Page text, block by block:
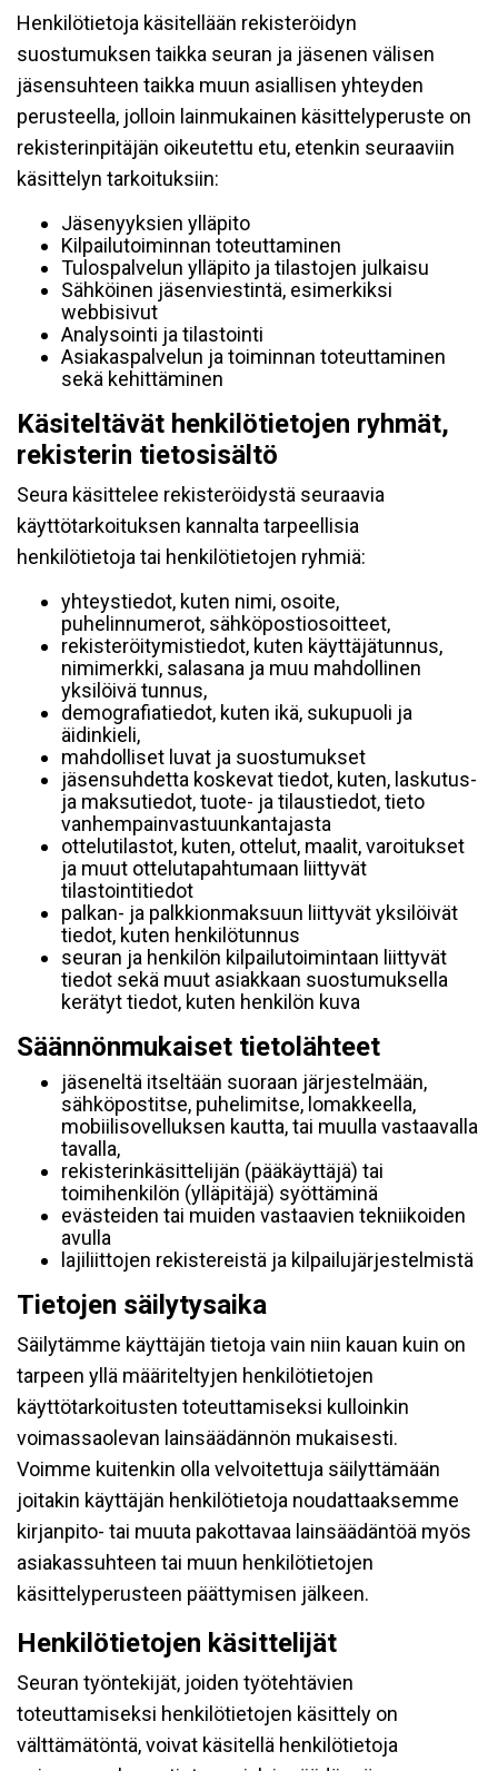
Henkilötietoja käsitellään rekisteröidyn
suostumuksen taikka seuran ja jäsenen välisen
jäsensuhteen taikka muun asiallisen yhteyden
perusteella, jolloin lainmukainen käsittelyperuste on
rekisterinpitäjän oikeutettu etu, etenkin seuraaviin
käsittelyn tarkoituksiin:
Jäsenyyksien ylläpito
Kilpailutoiminnan toteuttaminen
Tulospalvelun ylläpito ja tilastojen julkaisu
Sähköinen jäsenviestintä, esimerkiksi
webbisivut
Analysointi ja tilastointi
Asiakaspalvelun ja toiminnan toteuttaminen
sekä kehittäminen
Käsiteltävät henkilötietojen ryhmät,
rekisterin tietosisältö
Seura käsittelee rekisteröidystä seuraavia
käyttötarkoituksen kannalta tarpeellisia
henkilötietoja tai henkilötietojen ryhmiä:
yhteystiedot, kuten nimi, osoite,
puhelinnumerot, sähköpostiosoitteet,
rekisteröitymistiedot, kuten käyttäjätunnus,
nimimerkki, salasana ja muu mahdollinen
yksilöivä tunnus,
demografiatiedot, kuten ikä, sukupuoli ja
äidinkieli,
mahdolliset luvat ja suostumukset
jäsensuhdetta koskevat tiedot, kuten, laskutus-
ja maksutiedot, tuote- ja tilaustiedot, tieto
vanhempainvastuunkantajasta
ottelutilastot, kuten, ottelut, maalit, varoitukset
ja muut ottelutapahtumaan liittyvät
tilastointitiedot
palkan- ja palkkionmaksuun liittyvät yksilöivät
tiedot, kuten henkilötunnus
seuran ja henkilön kilpailutoimintaan liittyvät
tiedot sekä muut asiakkaan suostumuksella
kerätyt tiedot, kuten henkilön kuva
Säännönmukaiset tietolähteet
jäseneltä itseltään suoraan järjestelmään,
sähköpostitse, puhelimitse, lomakkeella,
mobiilisovelluksen kautta, tai muulla vastaavalla
tavalla,
rekisterinkäsittelijän (pääkäyttäjä) tai
toimihenkilön (ylläpitäjä) syöttäminä
evästeiden tai muiden vastaavien tekniikoiden
avulla
lajiliittojen rekistereistä ja kilpailujärjestelmistä
Tietojen säilytysaika
Säilytämme käyttäjän tietoja vain niin kauan kuin on
tarpeen yllä määriteltyjen henkilötietojen
käyttötarkoitusten toteuttamiseksi kulloinkin
voimassaolevan lainsäädännön mukaisesti.
Voimme kuitenkin olla velvoitettuja säilyttämään
joitakin käyttäjän henkilötietoja noudattaaksemme
kirjanpito- tai muuta pakottavaa lainsäädäntöä myös
asiakassuhteen tai muun henkilötietojen
käsittelyperusteen päättymisen jälkeen.
Henkilötietojen käsittelijät
Seuran työntekijät, joiden työtehtävien
toteuttamiseksi henkilötietojen käsittely on
välttämätöntä, voivat käsitellä henkilötietoja